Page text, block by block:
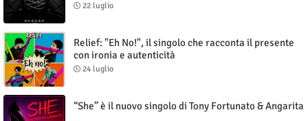
22 luglio
Relief: "Eh No!", il singolo che racconta il presente
con ironia e autenticità
24 luglio
“She” è il nuovo singolo di Tony Fortunato & Angarita